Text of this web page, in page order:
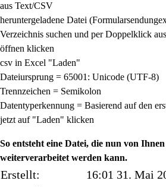
aus Text/CSV
heruntergeladene Datei
Verzeichnis suchen und per Doppelklick
öffnen klicken
csv in Excel "Laden"
Dateiursprung = 65001: Unicode (UTF-8)
Trennzeichen = Semikolon
Datentyperkennung = Basierend auf den
jetzt auf "Laden" klicken
So entsteht eine Datei, die nun von
weiterverarbeitet werden kann.
Erstellt:
16:01 31. Mai